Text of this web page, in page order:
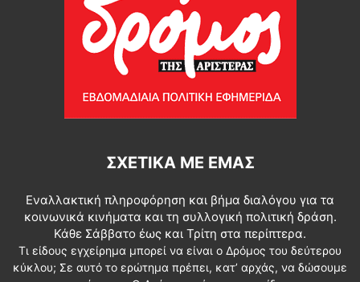
ΣΧΕΤΙΚΆ ΜΕ ΕΜΆΣ
Εναλλακτική πληροφόρηση και βήμα διαλόγου για τα
κοινωνικά κινήματα και τη συλλογική πολιτική δράση.
Κάθε Σάββατο έως και Τρίτη στα περίπτερα.
Τι είδους εγχείρημα μπορεί να είναι ο Δρόμος του δεύτερου
κύκλου; Σε αυτό το ερώτημα πρέπει, κατ’ αρχάς, να δώσουμε